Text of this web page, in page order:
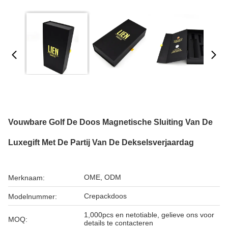
Vouwbare Golf De Doos Magnetische Sluiting Van De
Luxegift Met De Partij Van De Dekselsverjaardag
Merknaam: OME, ODM
Modelnummer: Crepackdoos
MOQ:
1,000pcs en netotiable, gelieve ons voor
details te contacteren